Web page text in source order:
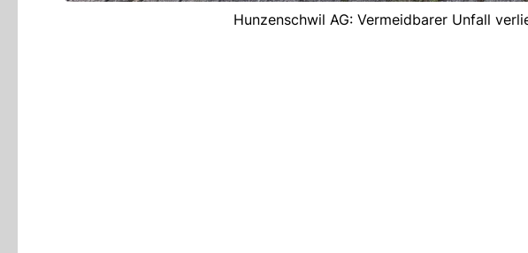
Hunzenschwil AG: Vermeidbarer Unfall